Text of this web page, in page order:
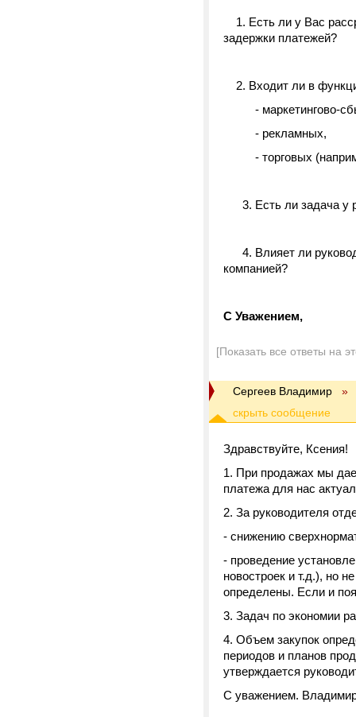
1. Есть ли у Вас
задержки платежей?
2. Входит ли в
- маркетингово-
- рекламных,
- торговых
3. Есть ли задача у
4. Влияет ли
компанией?
С Уважением,
[Показать все ответы на
Сергеев Владимир »
Здравствуйте, Ксения!
1. При продажах мы
платежа для нас
2. За руководителя
- снижению
- проведение
новостроек и т.д.), но
определены. Если и
3. Задач по экономии
4. Объем закупок
периодов и планов
утверждается
С уважением.